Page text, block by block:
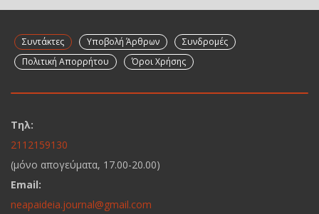
Συντάκτες Υποβολή Άρθρων
Συνδρομές
Πολιτική Απορρήτου
Όροι Χρήσης
Τηλ:
2112159130
(μόνο απογεύματα, 17.00-20.00)
Email:
neapaideia.journal@gmail.com